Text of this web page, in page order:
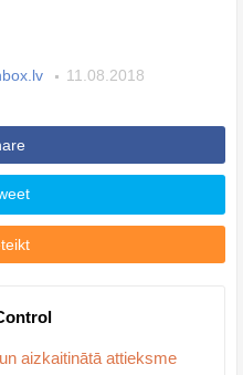
11.08.2018
aizkaitinātā attieksme